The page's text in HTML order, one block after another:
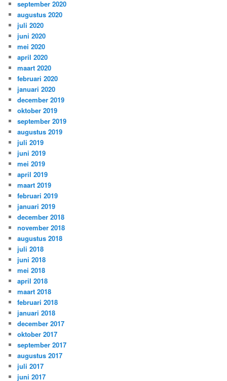
september 2020
augustus 2020
juli 2020
juni 2020
mei 2020
april 2020
maart 2020
februari 2020
januari 2020
december 2019
oktober 2019
september 2019
augustus 2019
juli 2019
juni 2019
mei 2019
april 2019
maart 2019
februari 2019
januari 2019
december 2018
november 2018
augustus 2018
juli 2018
juni 2018
mei 2018
april 2018
maart 2018
februari 2018
januari 2018
december 2017
oktober 2017
september 2017
augustus 2017
juli 2017
juni 2017